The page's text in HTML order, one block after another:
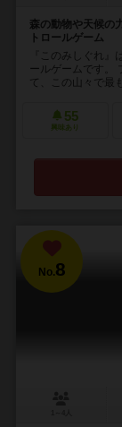
森の動物や天候の
トロールゲーム
『このみしぐれ』
ールゲームです。
て、この山々で最
55
興味あり
No.8